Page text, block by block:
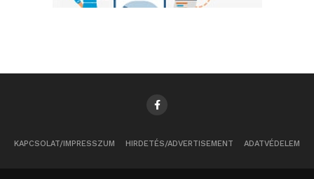
KAPCSOLAT/IMPRESSZUM HIRDETÉS/ADVERTISEMENT ADATVÉDELEM